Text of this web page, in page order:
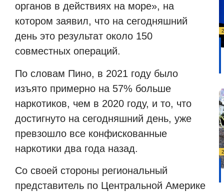
органов в действиях на море», на
котором заявил, что на сегодняшний
день это результат около 150
совместных операций.
По словам Пино, в 2021 году было
изъято примерно на 57% больше
наркотиков, чем в 2020 году, и то, что
достигнуто на сегодняшний день, уже
превзошло все конфискованные
наркотики два года назад.
Со своей стороны региональный
представитель по Центральной Америке